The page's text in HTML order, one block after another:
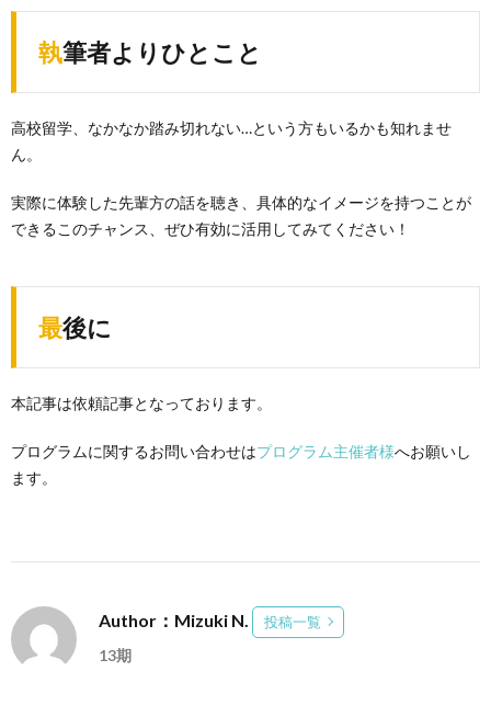
執筆者よりひとこと
高校留学、なかなか踏み切れない…という方もいるかも知れませ
ん。
実際に体験した先輩方の話を聴き、具体的なイメージを持つことが
できるこのチャンス、ぜひ有効に活用してみてください！
最後に
本記事は依頼記事となっております。
プログラムに関するお問い合わせはプログラム主催者様へお願いし
ます。
Author：Mizuki N. 投稿一覧
13期